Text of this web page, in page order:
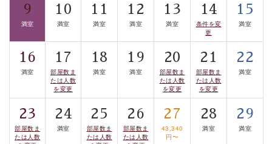
■諏訪大社4社を巡る無料参拝バス
豊富な知識を持ったドライバー兼ガイドが諏訪大社をご
案内します。事前ご予約制ですので、ご利用ご希望の方
は【3日前まで】にお電話ください。
※交通規制などにより運行できない日がございます
※年末年始及び御柱祭前後は運行しておりません
以上がプラン内容です。
上諏訪温泉“しんゆ”なら諏訪大社など歴史ある諏訪の街
9
満室
10
満室
11
満室
12
満室
13
満室
14
条件を変
更
15
満室
16
満室
17
部屋数ま
たは人数
を変更
18
満室
19
満室
20
部屋数ま
たは人数
を変更
21
部屋数ま
たは人数
を変更
22
満室
23
部屋数ま
たは人数
24
満室
25
部屋数ま
たは人数
26
部屋数ま
たは人数
27
43,340
円〜
28
満室
29
満室